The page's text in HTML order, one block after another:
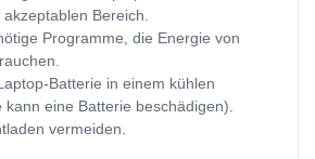
Bereich.
Programme, die Energie von
Batterie in einem kühlen
kann eine Batterie beschädigen).
vermeiden.